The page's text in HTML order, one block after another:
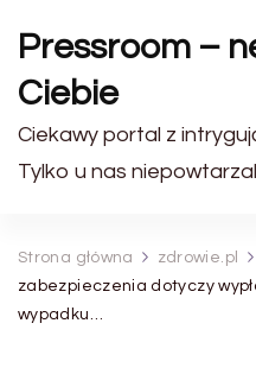
Pressroom –
Ciebie
Ciekawy portal z
Tylko u nas
Strona główna zdrowie.pl
zabezpieczenia dotyczy
wypadku…